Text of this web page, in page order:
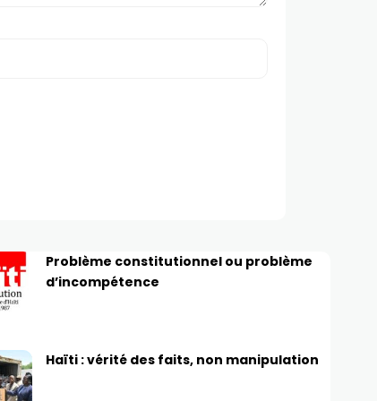
Problème constitutionnel ou problème
d’incompétence
Haïti : vérité des faits, non manipulation